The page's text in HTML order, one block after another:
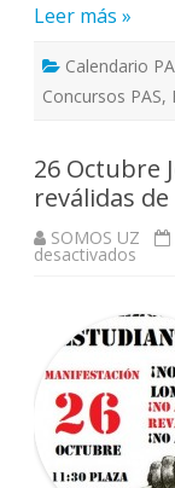
Leer más »
Calendario
Concursos PAS,
26 Octubre
reválidas de
SOMOS UZ
desactivados
de
lucha
las
de
la